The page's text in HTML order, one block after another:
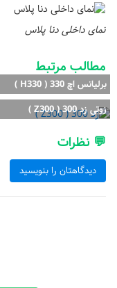
نمای داخلی دنا پلاس
مطالب مرتبط
برلیانس اچ 330 ( H330 )
زوتی زد 300 ( Z300 )
💬 نظرات
دیدگاهتان را بنویسید